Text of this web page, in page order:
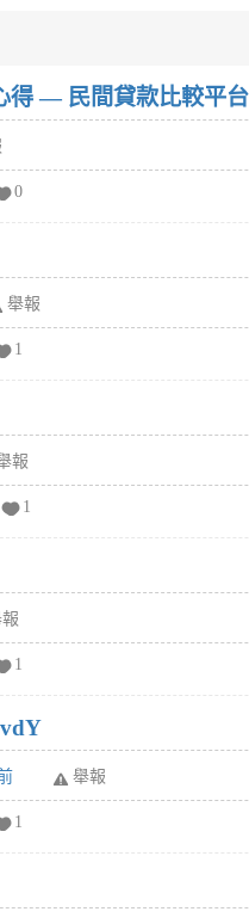
得 — 民間貸款比較平
0
舉報
1
報
1
1
舉報
1